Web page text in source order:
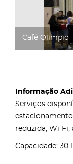
Café Olímpio
Informação
Serviços
reduzida, Wi-
Capacidade: 30